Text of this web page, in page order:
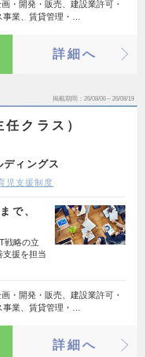
・開発・販売、建設業許可・
業、賃貸管理・…
詳細へ
掲載期間 26/08/06～26/08/19
クラス）
ィングス
児支援制度
で、
戦略の立
支援を担当
・開発・販売、建設業許可・
業、賃貸管理・…
詳細へ